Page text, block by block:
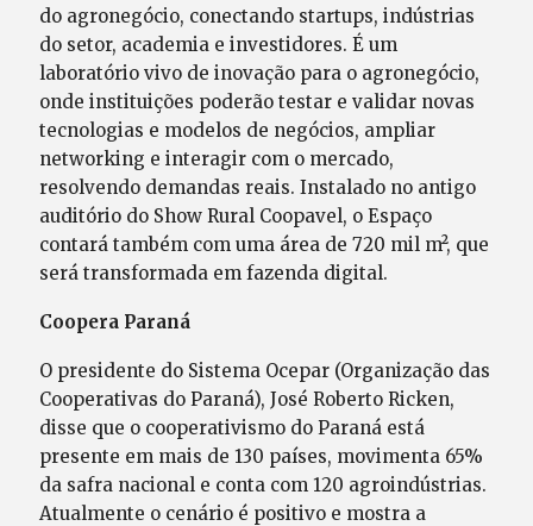
do agronegócio, conectando startups, indústrias
do setor, academia e investidores. É um
laboratório vivo de inovação para o agronegócio,
onde instituições poderão testar e validar novas
tecnologias e modelos de negócios, ampliar
networking e interagir com o mercado,
resolvendo demandas reais. Instalado no antigo
auditório do Show Rural Coopavel, o Espaço
contará também com uma área de 720 mil m², que
será transformada em fazenda digital.
Coopera Paraná
O presidente do Sistema Ocepar (Organização das
Cooperativas do Paraná), José Roberto Ricken,
disse que o cooperativismo do Paraná está
presente em mais de 130 países, movimenta 65%
da safra nacional e conta com 120 agroindústrias.
Atualmente o cenário é positivo e mostra a